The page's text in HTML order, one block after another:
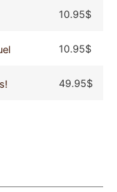
10.95$
10.95$
49.95$